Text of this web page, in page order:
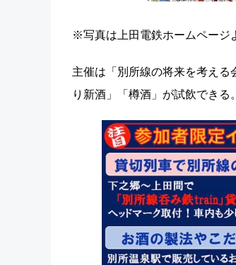
※写真は上田電鉄ホームページ
主催は「別所線の将来を考え
り新酒」「樽酒」が試飲できる